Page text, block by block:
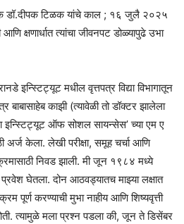
डॉ.दीपक टिळक यांचे काल ; १६ जुलै २०२५
क्षणार्धात त्यांचा जीवनपट डोळ्यापुढे उभा
इन्स्टिट्यूट मधील वृत्तपत्र विद्या विभागातून
बाबासाहेब काझी (त्यावेळी तो डॉक्टर झालेला
इन्स्टिट्यूट ऑफ सोशल सायन्सेस’ च्या एम ए
अर्ज केला. लेखी परीक्षा, समूह चर्चा आणि
निवड झाली. मी जून १९८४ मध्ये
घेतला. दोन आठवड्यातच माझ्या लक्षात
पूर्ण करण्याची मुभा नाहीय आणि शिष्यवृत्ती
त्यामुळे मला प्रश्न पडला की, जून ते डिसेंबर